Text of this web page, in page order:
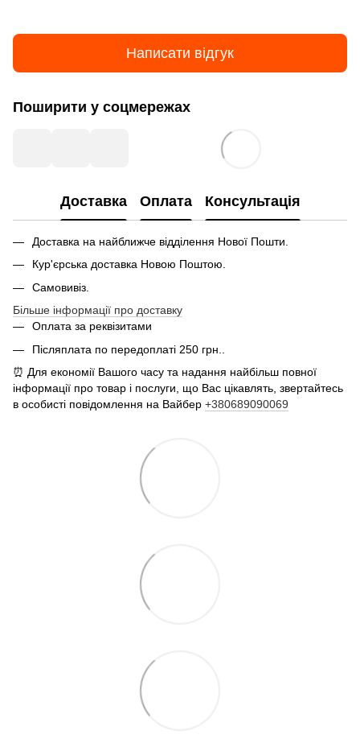
Написати відгук
Поширити у соцмережах
Доставка Оплата Консультація
Доставка на найближче відділення Нової Пошти.
Кур'єрська доставка Новою Поштою.
Самовивіз.
Більше інформації про доставку
Оплата за реквізитами
Післяплата по передоплаті 250 грн..
⏰ Для економії Вашого часу та надання найбільш повної
інформації про товар і послуги, що Вас цікавлять, звертайтесь
в особисті повідомлення на Вайбер +380689090069